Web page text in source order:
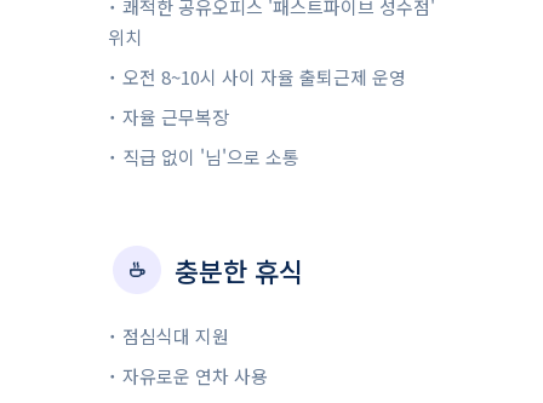
˙ 쾌적한 공유오피스 '패스트파이브 성수점'
위치
˙ 오전 8~10시 사이 자율 출퇴근제 운영
˙ 자율 근무복장
˙ 직급 없이 '님'으로 소통
충분한 휴식
˙ 점심식대 지원
˙ 자유로운 연차 사용